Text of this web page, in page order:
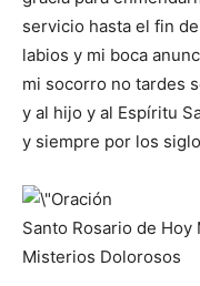
servicio hasta el fin
labios y mi boca
mi socorro no tardes
y al hijo y al Espíritu
y siempre por los
Santo Rosario de
Misterios Dolorosos